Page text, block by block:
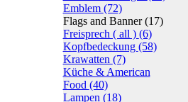
Emblem (72)
Flags and Banner(17)
Freisprech ( all ) (6)
Kopfbedeckung (58)
Krawatten (7)
Küche & American
Food (40)
Lampen (18)